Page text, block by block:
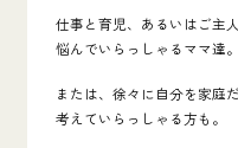
仕事と育児、あるいはご主
悩んでいらっしゃるママ達。
または、徐々に自分を家庭
考えていらっしゃる方も。